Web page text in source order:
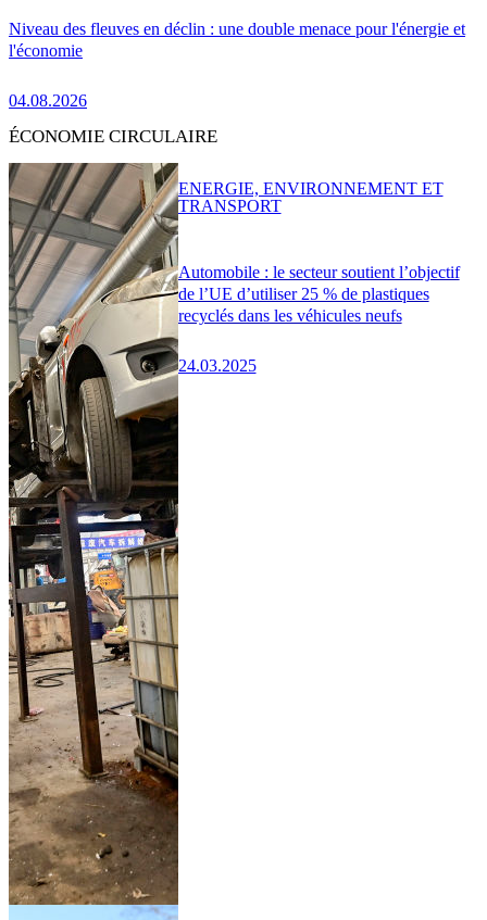
Niveau des fleuves en déclin : une double menace pour l'énergie et
l'économie
04.08.2026
ÉCONOMIE CIRCULAIRE
Automobile : le secteur soutient l’objectif
de l’UE d’utiliser 25 % de plastiques
recyclés dans les véhicules neufs
24.03.2025
ENERGIE, ENVIRONNEMENT ET
TRANSPORT